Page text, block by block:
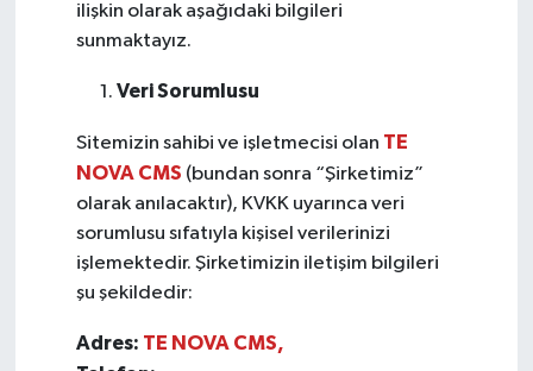
ilişkin olarak aşağıdaki bilgileri
sunmaktayız.
Veri Sorumlusu
Sitemizin sahibi ve işletmecisi olan TE
NOVA CMS (bundan sonra “Şirketimiz”
olarak anılacaktır), KVKK uyarınca veri
sorumlusu sıfatıyla kişisel verilerinizi
işlemektedir. Şirketimizin iletişim bilgileri
şu şekildedir:
Adres: TE NOVA CMS,